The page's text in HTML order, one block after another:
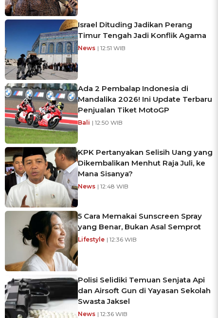
Israel Dituding Jadikan Perang
Timur Tengah Jadi Konflik Agama
News | 12:51 WIB
Ada 2 Pembalap Indonesia di
Mandalika 2026! Ini Update Terbaru
Penjualan Tiket MotoGP
Bali | 12:50 WIB
KPK Pertanyakan Selisih Uang yang
Dikembalikan Menhut Raja Juli, ke
Mana Sisanya?
News | 12:48 WIB
5 Cara Memakai Sunscreen Spray
yang Benar, Bukan Asal Semprot
Lifestyle | 12:36 WIB
Polisi Selidiki Temuan Senjata Api
dan Airsoft Gun di Yayasan Sekolah
Swasta Jaksel
News | 12:36 WIB